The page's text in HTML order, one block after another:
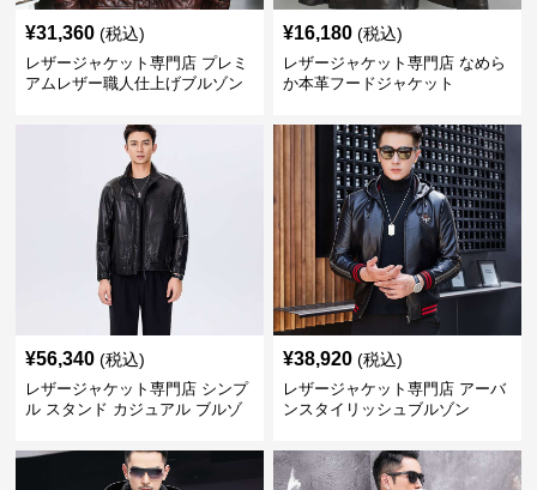
¥31,360 (税込)
レザージャケット専門店 プレミ
アムレザー職人仕上げブルゾン
¥16,180 (税込)
レザージャケット専門店 なめら
か本革フードジャケット
¥56,340 (税込)
レザージャケット専門店 シンプ
ル スタンド カジュアル ブルゾ
¥38,920 (税込)
レザージャケット専門店 アーバ
ンスタイリッシュブルゾン